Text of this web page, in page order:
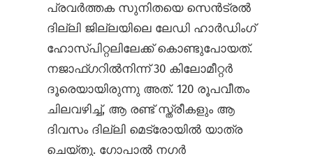
പ്രവർത്തക സുനിതയെ സെൻ‌ട്രൽ
ദില്ലി ജില്ലയിലെ ലേഡി ഹാർഡിംഗ്
ഹോസ്പിറ്റലിലേക്ക് കൊണ്ടുപോയത്.
നജാഫ്ഗറിൽനിന്ന് 30 കിലോമീറ്റർ
ദൂരെയായിരുന്നു അത്. 120 രൂപവീതം
ചിലവഴിച്ച്, ആ രണ്ട് സ്ത്രീകളും ആ
ദിവസം ദില്ലി മെട്രോയിൽ യാത്ര
ചെയ്തു. ഗോപാൽ നഗർ